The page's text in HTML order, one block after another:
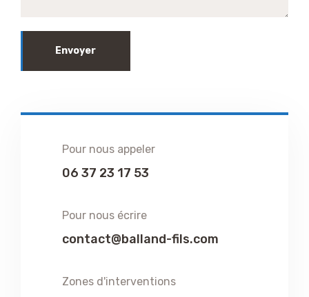
Envoyer
Pour nous appeler
06 37 23 17 53
Pour nous écrire
contact@balland-fils.com
Zones d'interventions